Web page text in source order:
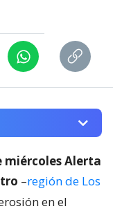
Alerta
–región de Los
en el